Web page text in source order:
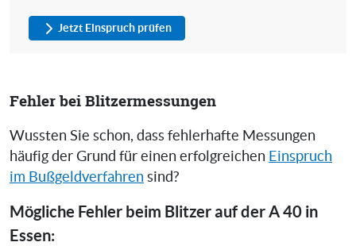
Jetzt Einspruch prüfen
Fehler bei Blitzermessungen
Wussten Sie schon, dass fehlerhafte Messungen
häufig der Grund für einen erfolgreichen Einspruch
im Bußgeldverfahren sind?
Mögliche Fehler beim Blitzer auf der A 40 in
Essen: